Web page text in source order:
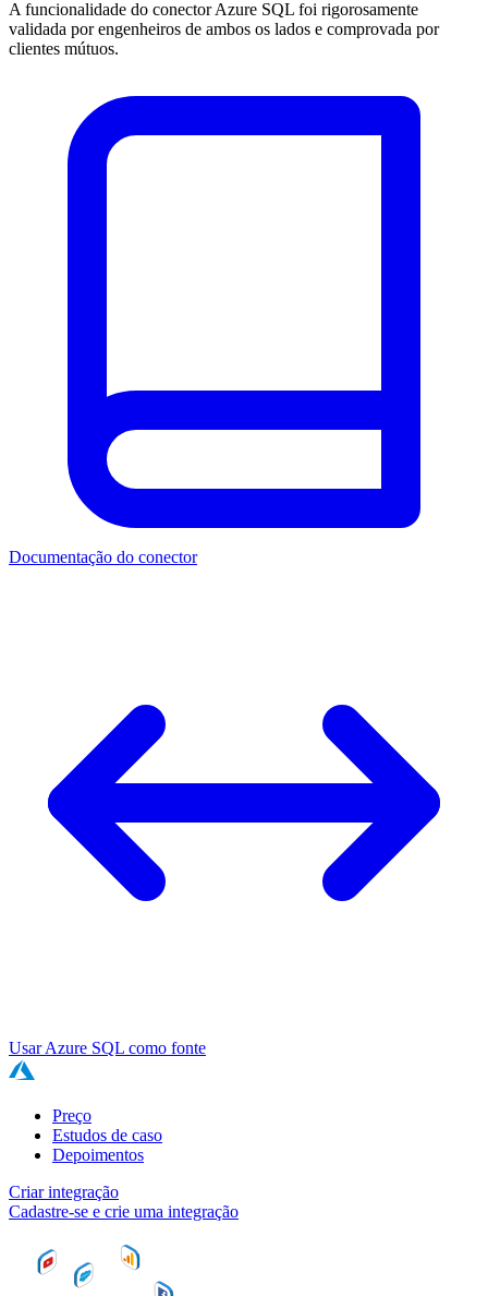
A funcionalidade do conector Azure SQL foi rigorosamente
validada por engenheiros de ambos os lados e comprovada por
clientes mútuos.
Documentação do conector
Usar Azure SQL como fonte
Preço
Estudos de caso
Depoimentos
Criar integração
Cadastre-se e crie uma integração